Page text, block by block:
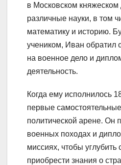
в Московском
различные науки, в том
математику и историю.
учеником, Иван обратил
на военное дело и
деятельность.
Когда ему исполнилось
первые
политической арене. Он
военных походах и
миссиях, чтобы углубить
приобрести знания о